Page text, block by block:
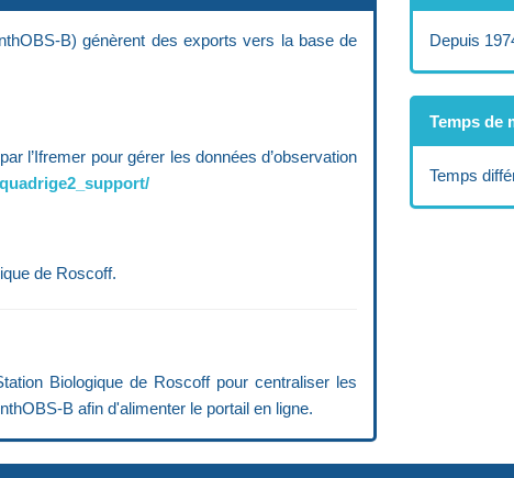
B) génèrent des exports vers la base de
l’Ifremer pour gérer les données d’observation
de Roscoff.
Biologique de Roscoff pour centraliser les
B afin d'alimenter le portail en ligne.
Depuis
Temps de
Temps